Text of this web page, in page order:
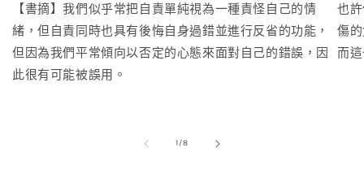
【書摘】我們似乎常把自責單純視為一種責怪自己的情
緒，但自責同時也具有後悔自身過錯並進行反省的功能，
但因為我們平常傾向以否定的心態來面對自己的錯誤，因
此很有可能被誤用。
也
傷
而
1//8